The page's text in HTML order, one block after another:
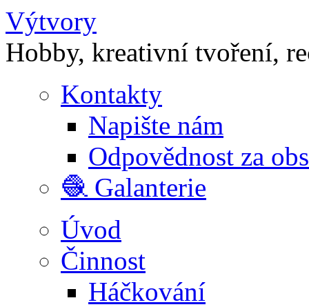
Výtvory
Hobby, kreativní tvoření,
Kontakty
Napište nám
Odpovědnost za
🧶 Galanterie
Úvod
Činnost
Háčkování